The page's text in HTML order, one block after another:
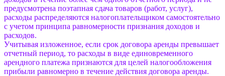
предусмотрена поэтапная сдача товаров (работ, услуг),
расходы распределяются налогоплательщиком самостоятельно
с учетом принципа равномерности признания доходов и
расходов.
Учитывая изложенное, если срок договора аренды превышает
отчетный период, то расходы в виде единовременного
арендного платежа признаются для целей налогообложения
прибыли равномерно в течение действия договора аренды.